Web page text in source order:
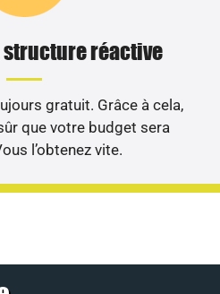
structure réactive
gratuit. Grâce à cela,
que votre budget sera
l’obtenez vite.